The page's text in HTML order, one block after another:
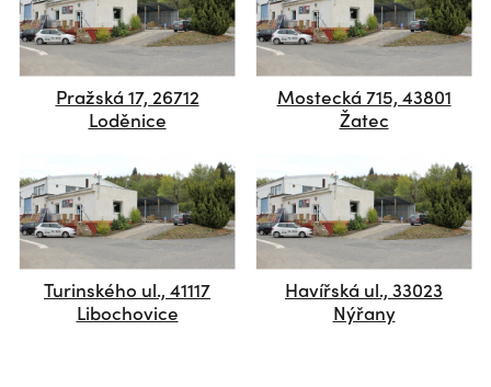
Pražská 17, 26712
Loděnice
Mostecká 715, 43801
Žatec
Turinského ul., 41117
Libochovice
Havířská ul., 33023
Nýřany